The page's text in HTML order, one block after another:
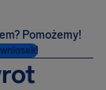
Pomożemy!